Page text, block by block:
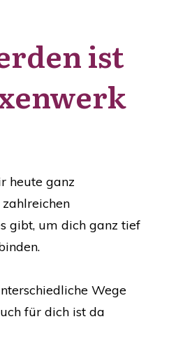
ist
heute ganz
gibt, um dich ganz tief
Wege
für dich ist da